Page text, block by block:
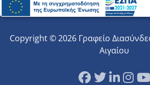
Copyright © 2026 Γραφείο
Αιγαίου